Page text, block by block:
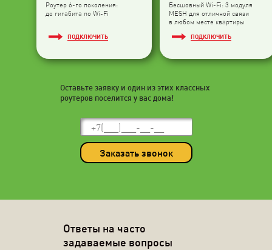
Роутер 6-го поколения:
до гигабита по Wi-Fi
ПОДКЛЮЧИТЬ
Бесшовный Wi-Fi: 3 модуля
МESH для отличной связи
в любом месте квартиры
ПОДКЛЮЧИТЬ
Оставьте заявку и один из этих классных
роутеров поселится у вас дома!
Заказать звонок
Ответы на часто
задаваемые вопросы